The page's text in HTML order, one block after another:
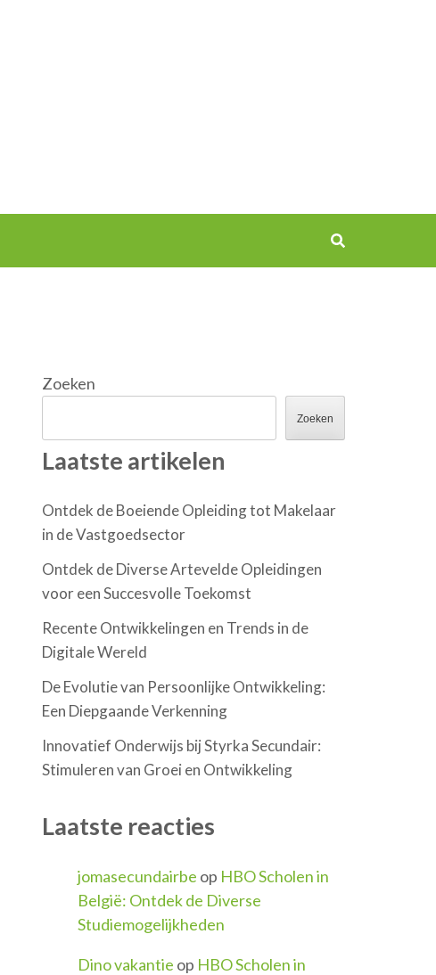
Zoeken
Zoeken
Laatste artikelen
Ontdek de Boeiende Opleiding tot Makelaar
in de Vastgoedsector
Ontdek de Diverse Artevelde Opleidingen
voor een Succesvolle Toekomst
Recente Ontwikkelingen en Trends in de
Digitale Wereld
De Evolutie van Persoonlijke Ontwikkeling:
Een Diepgaande Verkenning
Innovatief Onderwijs bij Styrka Secundair:
Stimuleren van Groei en Ontwikkeling
Laatste reacties
jomasecundairbe op HBO Scholen in
België: Ontdek de Diverse
Studiemogelijkheden
Dino vakantie op HBO Scholen in